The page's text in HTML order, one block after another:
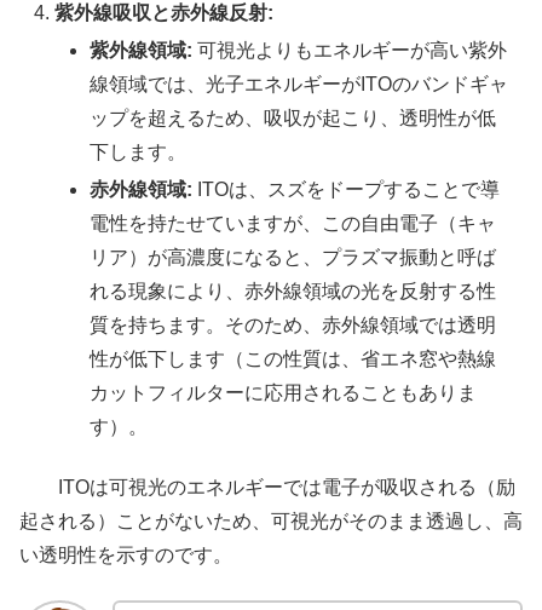
紫外線吸収と赤外線反射:
紫外線領域: 可視光よりもエネルギーが高い紫外
線領域では、光子エネルギーがITOのバンドギャ
ップを超えるため、吸収が起こり、透明性が低
下します。
赤外線領域: ITOは、スズをドープすることで導
電性を持たせていますが、この自由電子（キャ
リア）が高濃度になると、プラズマ振動と呼ば
れる現象により、赤外線領域の光を反射する性
質を持ちます。そのため、赤外線領域では透明
性が低下します（この性質は、省エネ窓や熱線
カットフィルターに応用されることもありま
す）。
ITOは可視光のエネルギーでは電子が吸収される（励
起される）ことがないため、可視光がそのまま透過し、高
い透明性を示すのです。